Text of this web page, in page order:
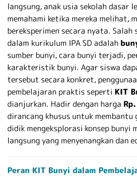
langsung, anak usia sekolah dasar
memahami ketika mereka melihat,
bereksperimen secara nyata.
dalam kurikulum IPA SD adalah
sumber bunyi, cara bunyi terjadi,
karakteristik bunyi. Agar siswa
tersebut secara konkret,
pembelajaran praktis seperti KIT
dianjurkan. Hadir dengan harga
dirancang khusus untuk membantu
didik mengeksplorasi konsep bunyi
langsung yang menyenangkan dan
Peran KIT Bunyi dalam